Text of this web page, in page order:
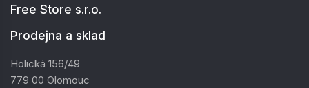
Free Store s.r.o.
Prodejna a sklad
Holická 156/49
779 00 Olomouc